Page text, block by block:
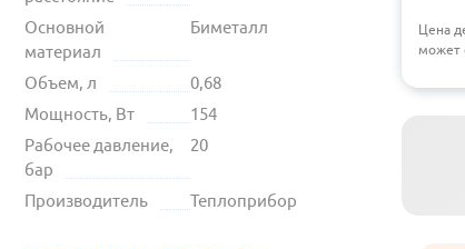
Основной
материал
Биметалл
Объем, л
0,68
Мощность, Вт
154
Рабочее давление,
бар
20
Производитель Теплоприбор
Цена
может